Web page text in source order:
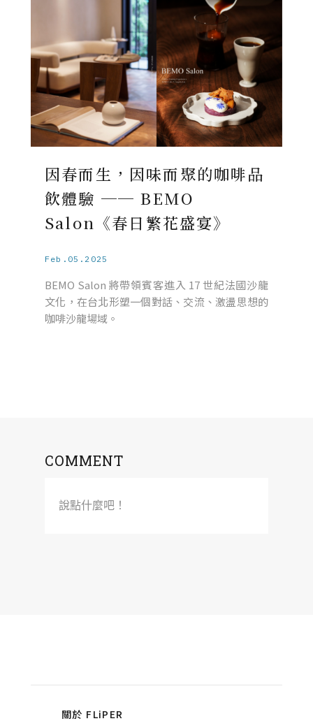
因春而生，因味而聚的咖啡品
飲體驗 ── BEMO
Salon《春日繁花盛宴》
Feb.05.2025
BEMO Salon 將帶領賓客進入 17 世紀法國沙龍
文化，在台北形塑一個對話、交流、激盪思想的
咖啡沙龍場域。
COMMENT
說點什麼吧！
關於 FLiPER